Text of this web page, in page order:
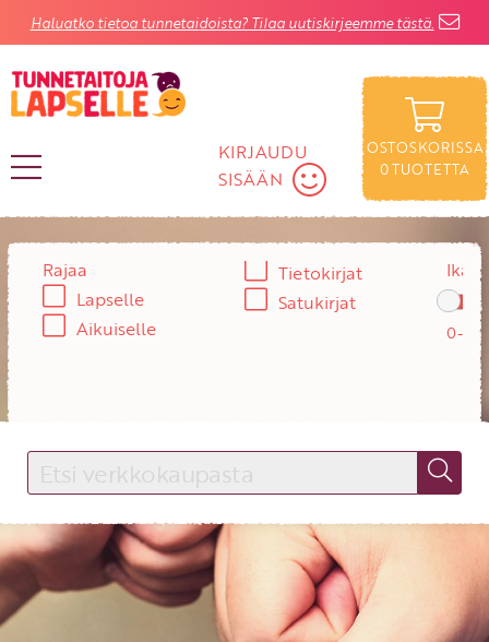
Haluatko tietoa tunnetaidoista? Tilaa uutiskirjeemme tästä.
KIRJAUDU
SISÄÄN
OSTOSKORISSA
0TUOTETTA
KIRJAUDU SISÄÄN
Käyttäjätunnus
Unohtuiko salasana?
KIRJAUDU SISÄÄN
Etkö ole vielä asiakkaamme?
Luo asiakastili tästä!
Rajaa
Lapselle
Aikuiselle
Tietokirjat
Satukirjat
Ikä: